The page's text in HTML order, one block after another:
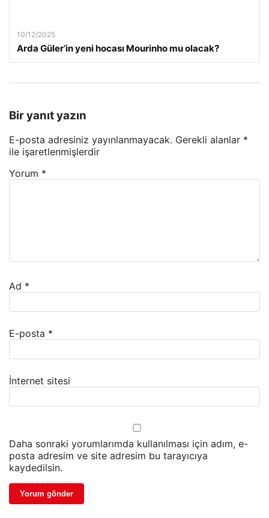
10/12/2025
Arda Güler’in yeni hocası Mourinho mu olacak?
Bir yanıt yazın
E-posta adresiniz yayınlanmayacak. Gerekli alanlar *
ile işaretlenmişlerdir
Yorum *
Ad *
E-posta *
İnternet sitesi
Daha sonraki yorumlarımda kullanılması için adım, e-
posta adresim ve site adresim bu tarayıcıya
kaydedilsin.